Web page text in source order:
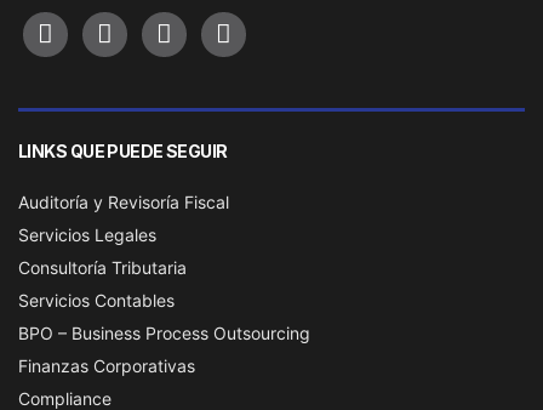
facebookinstagramwhatsapplinkedin
LINKS QUE PUEDE SEGUIR
Auditoría y Revisoría Fiscal
Servicios Legales
Consultoría Tributaria
Servicios Contables
BPO – Business Process Outsourcing
Finanzas Corporativas
Compliance